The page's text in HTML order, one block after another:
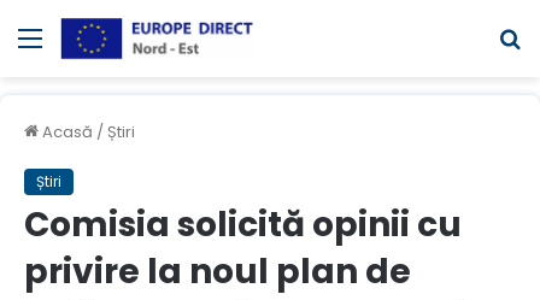
Meniul
Acasă / Știri
Știri
Comisia solicită opinii cu
privire la noul plan de